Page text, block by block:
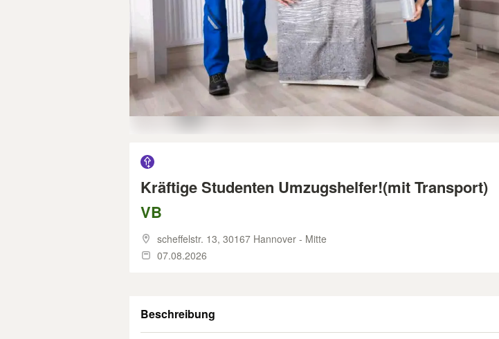
Kräftige Studenten Umzugshelfer!(mit Transport)
VB
scheffelstr. 13, 30167 Hannover - Mitte
07.08.2026
Beschreibung